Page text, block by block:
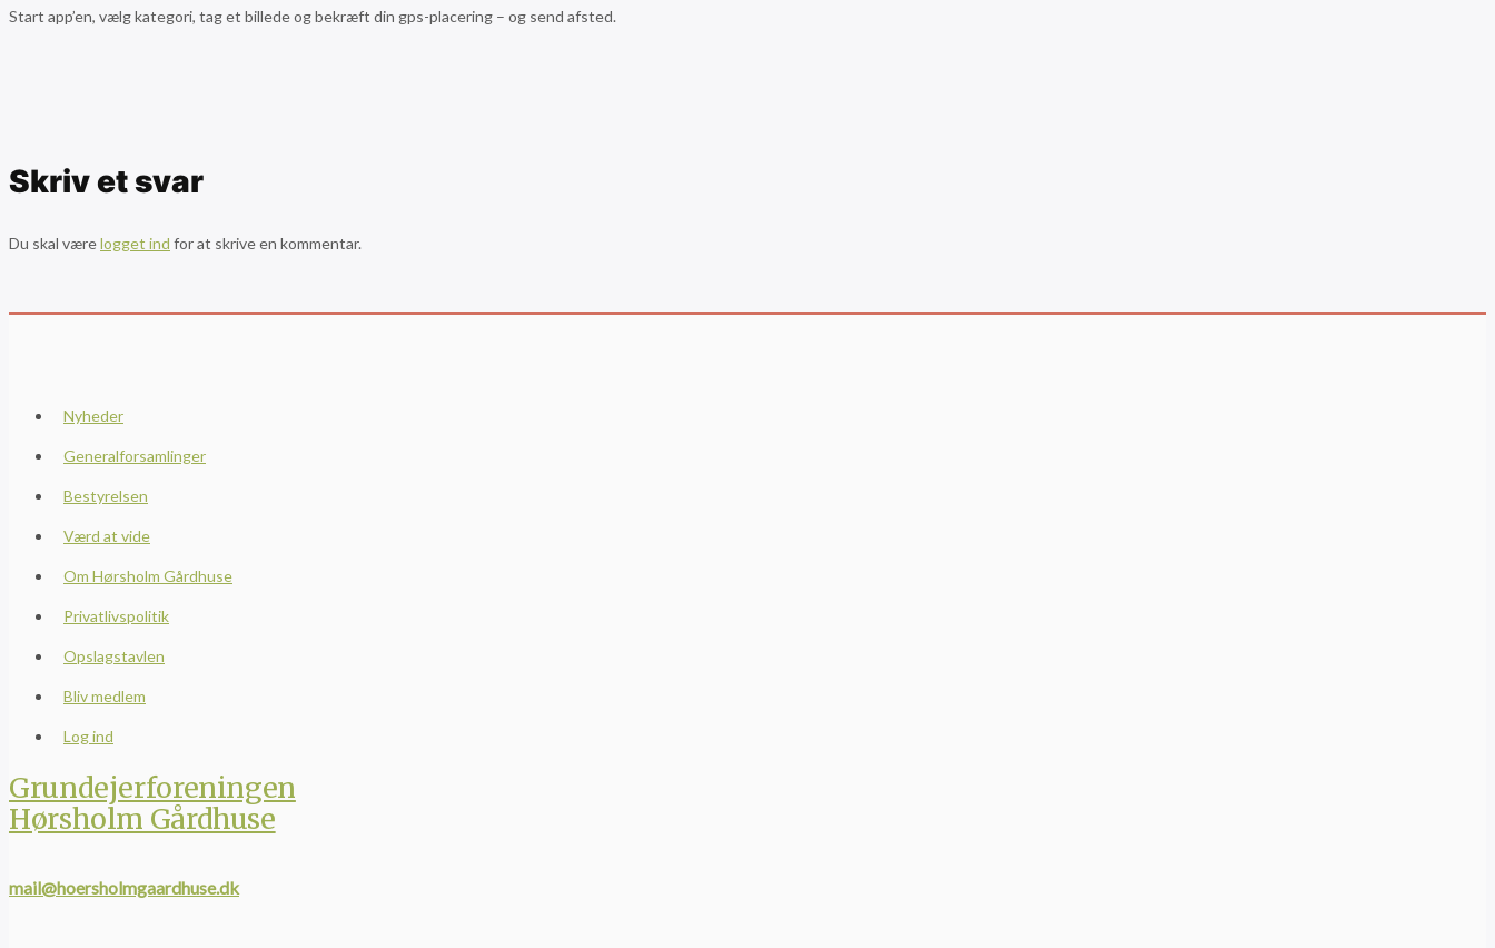
Start app’en, vælg kategori, tag et billede og bekræft din gps-placering – og send afsted.
Skriv et svar
Du skal værelogget ind for at skrive en kommentar.
Nyheder
Generalforsamlinger
Bestyrelsen
Værd at vide
Om Hørsholm Gårdhuse
Privatlivspolitik
Opslagstavlen
Bliv medlem
Log ind
Grundejerforeningen
Hørsholm Gårdhuse
mail@hoersholmgaardhuse.dk